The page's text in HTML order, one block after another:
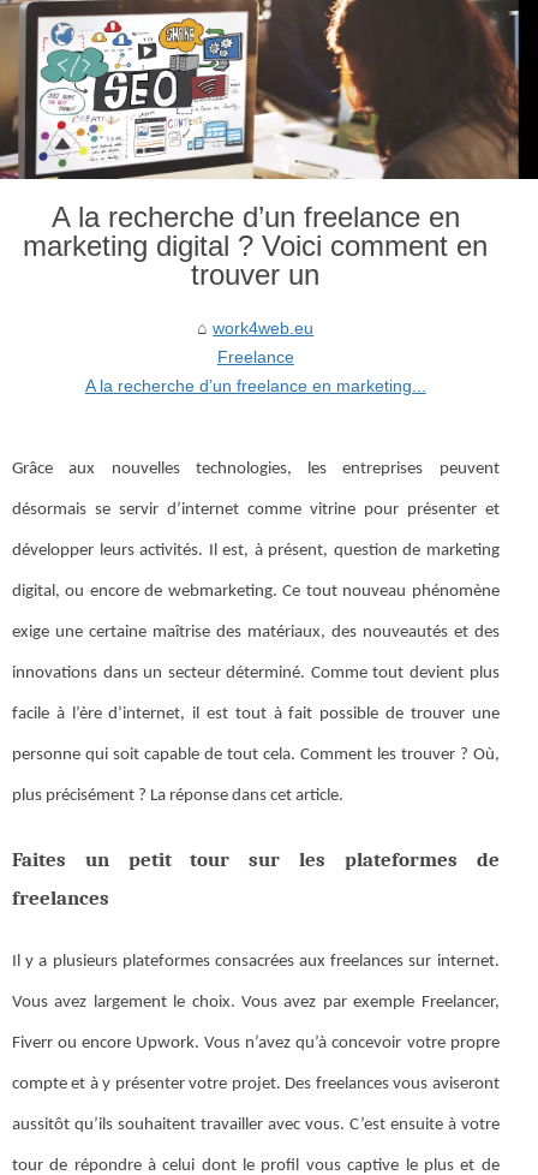
A la recherche d’un freelance en
marketing digital ? Voici comment en
trouver un
work4web.eu
Freelance
A la recherche d’un freelance en marketing...
Grâce aux nouvelles technologies, les entreprises peuvent
désormais se servir d’internet comme vitrine pour présenter et
développer leurs activités. Il est, à présent, question de marketing
digital, ou encore de webmarketing. Ce tout nouveau phénomène
exige une certaine maîtrise des matériaux, des nouveautés et des
innovations dans un secteur déterminé. Comme tout devient plus
facile à l’ère d’internet, il est tout à fait possible de trouver une
personne qui soit capable de tout cela. Comment les trouver ? Où,
plus précisément ? La réponse dans cet article.
Faites un petit tour sur les plateformes de
freelances
Il y a plusieurs plateformes consacrées aux freelances sur internet.
Vous avez largement le choix. Vous avez par exemple Freelancer,
Fiverr ou encore Upwork. Vous n’avez qu’à concevoir votre propre
compte et à y présenter votre projet. Des freelances vous aviseront
aussitôt qu’ils souhaitent travailler avec vous. C’est ensuite à votre
tour de répondre à celui dont le profil vous captive le plus et de